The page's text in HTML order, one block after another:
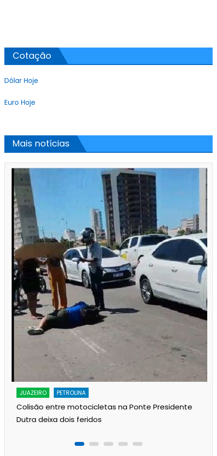
Cotação
Dólar Hoje
Euro Hoje
Mais notícias
JUAZEIRO PETROLINA
Colisão entre motocicletas na Ponte Presidente
Dutra deixa dois feridos